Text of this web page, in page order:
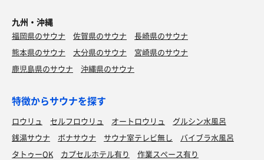
九州・沖縄
福岡県のサウナ 佐賀県のサウナ
長崎県のサウナ
熊本県のサウナ
大分県のサウナ
宮崎県のサウナ
鹿児島県のサウナ
沖縄県のサウナ
特徴からサウナを探す
ロウリュ セルフロウリュ オートロウリュ
グルシン水風呂
銭湯サウナ
ボナサウナ サウナ室テレビ無し
バイブラ水風呂
タトゥーOK
カプセルホテル有り
作業スペース有り